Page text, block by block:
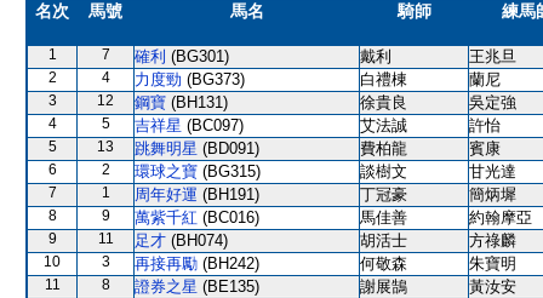
名次 馬號 馬名 騎師 練馬
1 7 確利 (BG301) 戴利 王兆旦
2 4 力度勁 (BG373) 白禮棟 蘭尼
3 12 鋼寶 (BH131) 徐貴良 吳定強
4 5 吉祥星 (BC097) 艾法誠 許怡
5 13 跳舞明星 (BD091) 費柏龍 賓康
6 2 環球之寶 (BG315) 談樹文 甘光達
7 1 周年好運 (BH191) 丁冠豪 簡炳墀
8 9 萬紫千紅 (BC016) 馬佳善 約翰摩亞
9 11 足才 (BH074) 胡活士 方祿麟
10 3 再接再勵 (BH242) 何敬森 朱寶明
11 8 證券之星 (BE135) 謝展鵠 黃汝安